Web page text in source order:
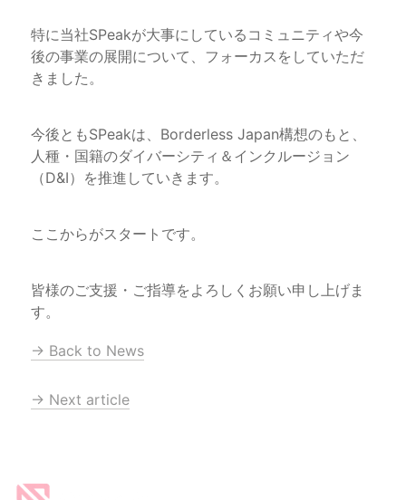
特に当社SPeakが大事にしているコミュニティや今
後の事業の展開について、フォーカスをしていただ
きました。
今後ともSPeakは、Borderless Japan構想のもと、
人種・国籍のダイバーシティ＆インクルージョン
（D&I）を推進していきます。
ここからがスタートです。
皆様のご支援・ご指導をよろしくお願い申し上げま
す。
→ Back to News
→ Next article